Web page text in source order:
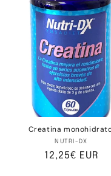
Creatina
NUTRI-DX
Precio
12,25€ EUR